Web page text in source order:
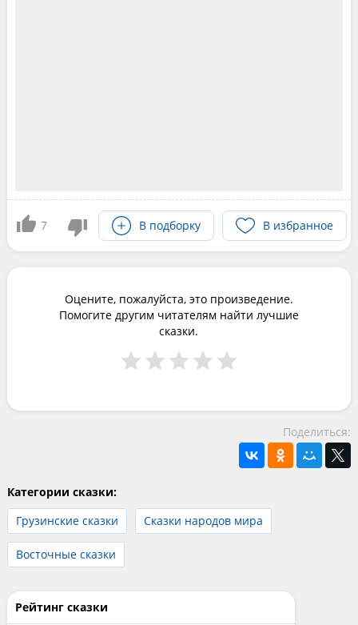
7 В подборку В избранное
Оцените, пожалуйста, это произведение.
Помогите другим читателям найти лучшие
сказки.
Поделиться:
Категории сказки:
Грузинские сказки
Сказки народов мира
Восточные сказки
Рейтинг сказки